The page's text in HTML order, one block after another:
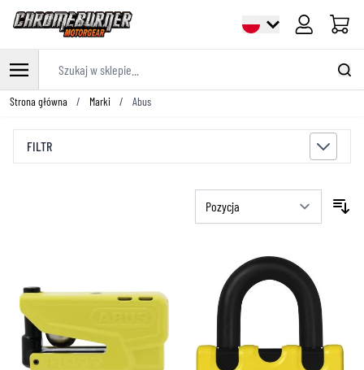
Cart
Przejdź do treści
Strona główna / Marki / Abus
FILTR